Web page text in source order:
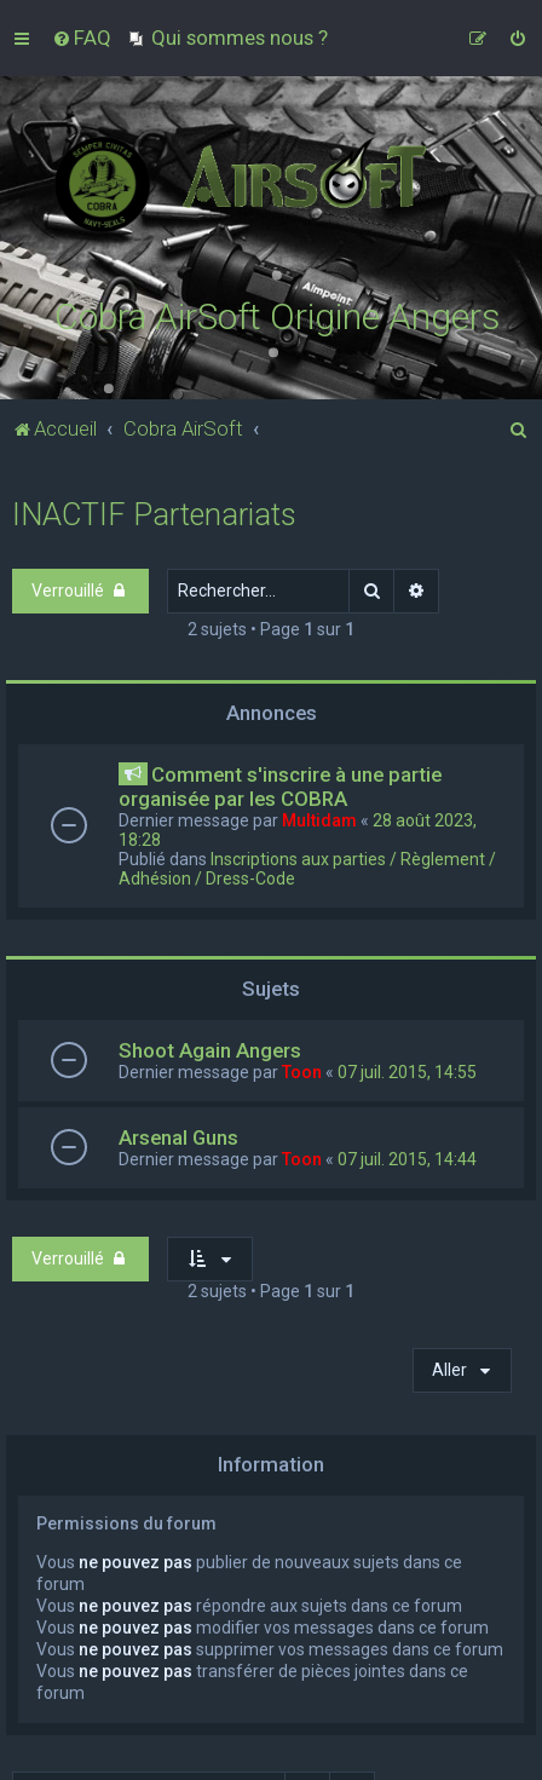
FAQ Qui sommes nous ?
Cobra AirSoft Origine Angers
Accueil Cobra AirSoft
INACTIF Partenariats
Verrouillé Rechercher
2 sujets • Page 1 sur 1
Annonces
Comment s'inscrire à une partie
organisée par les COBRA
Dernier message par Multidam « 28 août 2023,
18:28
Publié dans Inscriptions aux parties / Règlement /
Adhésion / Dress-Code
Sujets
Shoot Again Angers
Dernier message parToon « 07 juil. 2015, 14:55
Arsenal Guns
Dernier message parToon « 07 juil. 2015, 14:44
Verrouillé
2 sujets • Page 1 sur 1
Aller
Information
Permissions du forum
Vous ne pouvez pas publier de nouveaux sujets dans ce
forum
Vous ne pouvez pas répondre aux sujets dans ce forum
Vous ne pouvez pas modifier vos messages dans ce forum
Vous ne pouvez pas supprimer vos messages dans ce forum
Vous ne pouvez pas transférer de pièces jointes dans ce
forum